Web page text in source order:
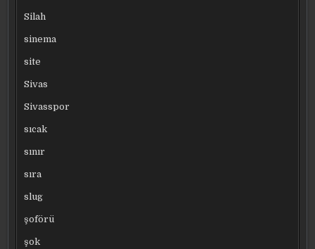
Silah
sinema
site
Sivas
Sivasspor
sıcak
sınır
sıra
slug
şoförü
şok